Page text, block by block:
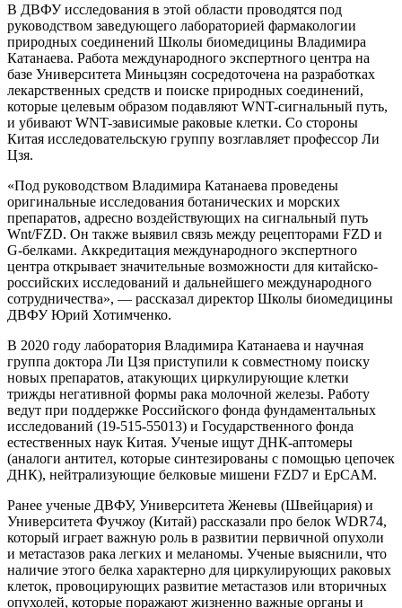
В ДВФУ исследования в этой области проводятся под
руководством заведующего лабораторией фармакологии
природных соединений Школы биомедицины Владимира
Катанаева. Работа международного экспертного центра на
базе Университета Миньцзян сосредоточена на разработках
лекарственных средств и поиске природных соединений,
которые целевым образом подавляют WNT-сигнальный путь,
и убивают WNT-зависимые раковые клетки. Со стороны
Китая исследовательскую группу возглавляет профессор Ли
Цзя.
«Под руководством Владимира Катанаева проведены
оригинальные исследования ботанических и морских
препаратов, адресно воздействующих на сигнальный путь
Wnt/FZD. Он также выявил связь между рецепторами FZD и
G-белками. Аккредитация международного экспертного
центра открывает значительные возможности для китайско-
российских исследований и дальнейшего международного
сотрудничества», — рассказал директор Школы биомедицины
ДВФУ Юрий Хотимченко.
В 2020 году лаборатория Владимира Катанаева и научная
группа доктора Ли Цзя приступили к совместному поиску
новых препаратов, атакующих циркулирующие клетки
трижды негативной формы рака молочной железы. Работу
ведут при поддержке Российского фонда фундаментальных
исследований (19-515-55013) и Государственного фонда
естественных наук Китая. Ученые ищут ДНК-аптомеры
(аналоги антител, которые синтезированы с помощью цепочек
ДНК), нейтрализующие белковые мишени FZD7 и EpCAM.
Ранее ученые ДВФУ, Университета Женевы (Швейцария) и
Университета Фучжоу (Китай) рассказали про белок WDR74,
который играет важную роль в развитии первичной опухоли
и метастазов рака легких и меланомы. Ученые выяснили, что
наличие этого белка характерно для циркулирующих раковых
клеток, провоцирующих развитие метастазов или вторичных
опухолей, которые поражают жизненно важные органы и